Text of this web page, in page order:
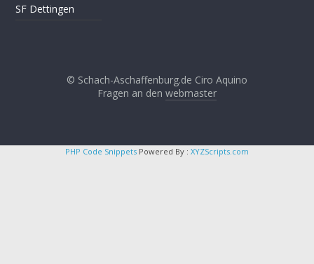
SF Dettingen
© Schach-Aschaffenburg.de Ciro Aquino
Fragen an den webmaster
PHP Code Snippets Powered By : XYZScripts.com